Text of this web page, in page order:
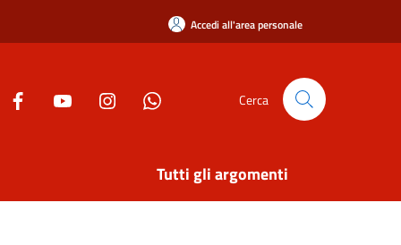
Accedi all'area personale
Cerca
Tutti gli argomenti